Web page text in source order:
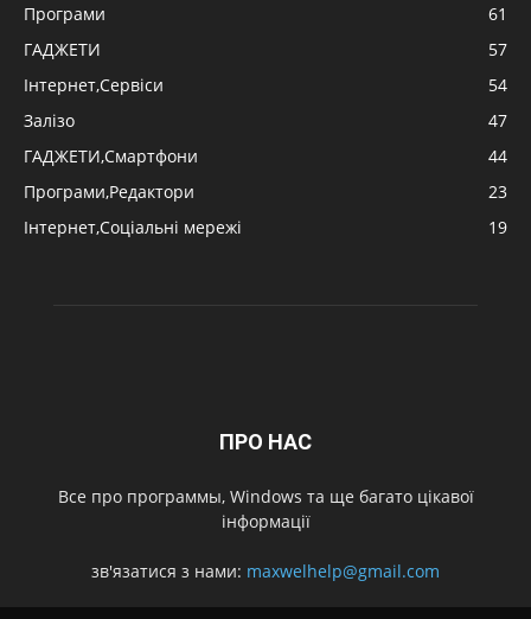
Програми
61
ГАДЖЕТИ
57
Інтернет,Сервіси
54
Залізо
47
ГАДЖЕТИ,Смартфони
44
Програми,Редактори
23
Інтернет,Соціальні мережі
19
ПРО НАС
Все про программы, Windows та ще багато цікавої
інформації
зв'язатися з нами: maxwelhelp@gmail.com